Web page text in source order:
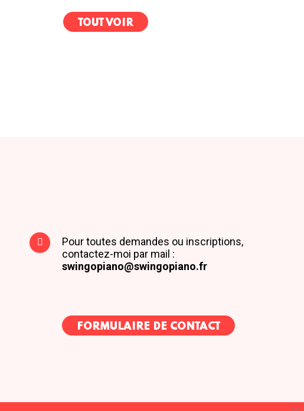
TOUT VOIR
Pour toutes demandes ou inscriptions,
contactez-moi par mail :
swingopiano@swingopiano.fr
FORMULAIRE DE CONTACT